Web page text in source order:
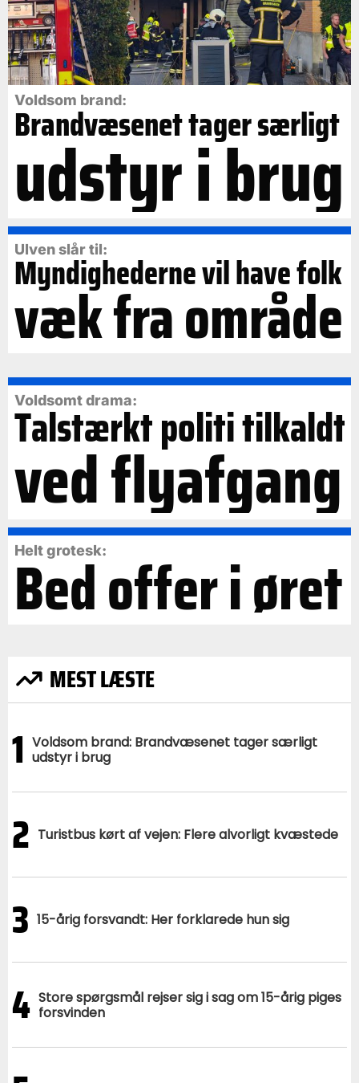
Voldsom brand:
Brandvæsenet tager særligt
udstyr i brug
Ulven slår til:
Myndighederne vil have folk
væk fra område
Voldsomt drama:
Talstærkt politi tilkaldt
ved flyafgang
Helt grotesk:
Bed offer i øret
MEST LÆSTE
1 Voldsom brand: Brandvæsenet tager særligt
udstyr i brug
2 Turistbus kørt af vejen: Flere alvorligt kvæstede
3 15-årig forsvandt: Her forklarede hun sig
4 Store spørgsmål rejser sig i sag om 15-årig piges
forsvinden